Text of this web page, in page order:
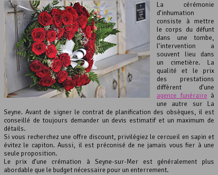
La cérémonie
d’inhumation
consiste à mettre
le corps du défunt
dans une tombe,
l’intervention a
souvent lieu dans
un cimetière. La
qualité et le prix
des prestations
diffèrent d’une
agence funéraire à
une autre sur La
Seyne. Avant de signer le contrat de planification des obsèques, il est
conseillé de toujours demander un devis estimatif et un maximum de
détails.
Si vous recherchez une offre discount, privilégiez le cercueil en sapin et
évitez le capiton. Aussi, il est préconisé de ne jamais vous fier à une
seule proposition.
Le prix d’une crémation à Seyne-sur-Mer est généralement plus
abordable que le budget nécessaire pour un enterrement.